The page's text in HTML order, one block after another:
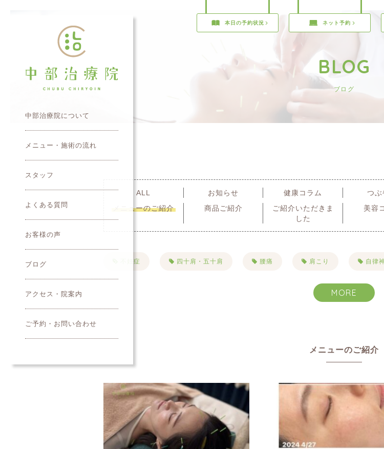
本日の予約状況 ネット予約
BLOG
ブログ
中部治療院について
メニュー・施術の流れ
スタッフ
よくある質問
お客様の声
ブログ
アクセス・院案内
ご予約・お問い合わせ
ALL お知らせ 健康コラム つぶ
メニューのご紹介
商品ご紹介
ご紹介いただきま
した
美容
不妊症 四十肩・五十肩 腰痛 肩こり 自律
目まい・耳鳴り・難聴
むくみ 美容
キャンペーン お知らせ
MORE
メニューのご紹介